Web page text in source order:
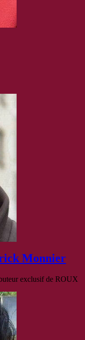
Monnier
exclusif de ROUX